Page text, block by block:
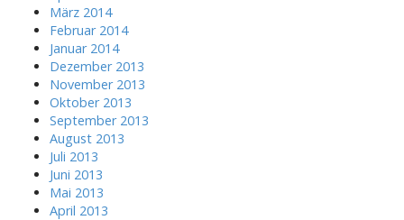
März 2014
Februar 2014
Januar 2014
Dezember 2013
November 2013
Oktober 2013
September 2013
August 2013
Juli 2013
Juni 2013
Mai 2013
April 2013